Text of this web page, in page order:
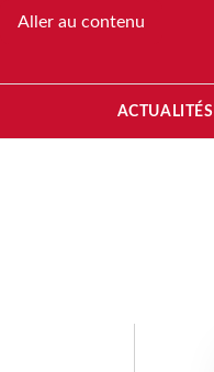
Aller au contenu
ACTUALITÉS